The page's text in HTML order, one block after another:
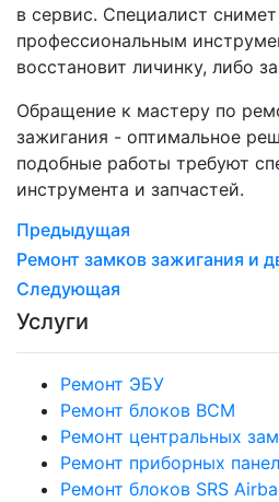
в сервис. Специалист
профессиональным
восстановит личинку, либо
Обращение к мастеру по
зажигания - оптимальное
подобные работы требуют
инструмента и запчастей.
Предыдущая
Ремонт замков зажигания и
Следующая
Услуги
Ремонт ЭБУ
Ремонт блоков BCМ
Ремонт центральных
Ремонт приборных
Ремонт блоков SRS